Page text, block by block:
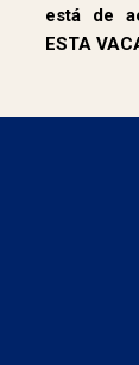
está de
ESTA